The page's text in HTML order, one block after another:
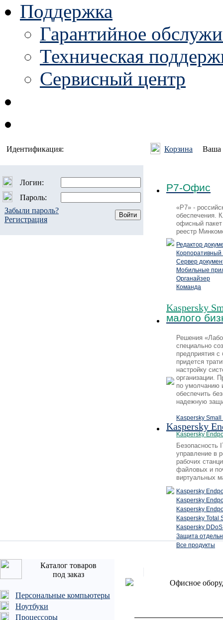
Поддержка
Гарантийное
Техническая
Сервисный центр
Идентификация: Корзина Ваша
Логин:
Пароль:
Забыли пароль?
Регистрация
Р7-Офис
«Р7» -
обеспечения.
офисный
реестр
Редактор
Корпоративный
Сервер
Мобильные
Органайзер
Команда
Kaspersky
малого
Решения
специально
предприятия
придется
настройку
организации.
по умолчанию
обеспечить
надежную
Kaspersky
Kaspersky
Kaspersky
Безопасность
управление в
рабочих
файловых и
виртуальных
Kaspersky
Kaspersky
Kaspersky
Kaspersky Total
Kaspersky
Защита
Все продукты
Каталог товаров
под заказ
Персональные компьютеры
Ноутбуки
Процессоры
Офисное